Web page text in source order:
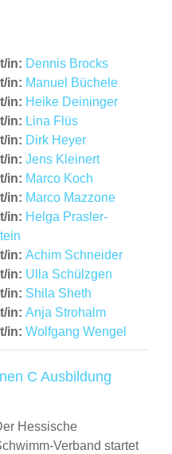
in: Dennis Brocks
in: Manuel Büchele
in: Heike Deininger
in: Lina Flüs
in: Dirk Heyer
in: Jens Kleinert
in: Marco Koch
in: Marco Mazzone
in: Helga Prasler-
in: Achim Schneider
in: Ulla Schülzgen
in: Shila Sheth
in: Anja Strohalm
in: Wolfgang Wengel
C Ausbildung
Hessische
Verband startet